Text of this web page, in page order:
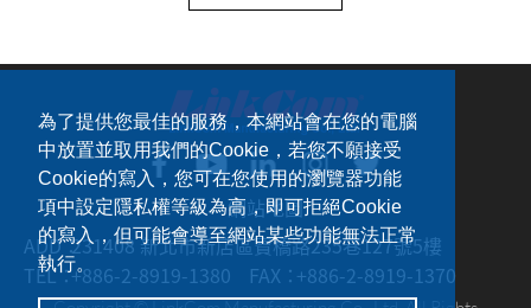
為了提供您最佳的服務，本網站會在您的電腦
中放置並取用我們的Cookie，若您不願接受
Cookie的寫入，您可在您使用的瀏覽器功能
項中設定隱私權等級為高，即可拒絕Cookie
的寫入，但可能會導至網站某些功能無法正常
執行。
網站地圖
ADD：231408 新北市新店區寶橋路235巷127號5樓
TEL：+886-2-8919-1380 FAX：+886-2-8919-1370